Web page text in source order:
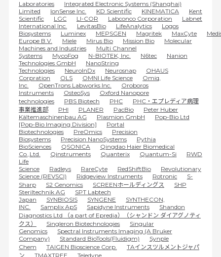
Laboratories
Integrated Electronic Systems (Shanghai)
Limited
IonSense Inc. KD Scientific KINEMATICA
Kent
Scientific
LGC LI-COR Labconco Corporation
Labnet
International Inc.
LevitasBio LifeAnalytics
Logos
Biosystems
Luminex MEPSGEN Magritek MaxCyte
Europe B.V.
Miele Mirus Bio Mission Bio
Molecular
Machines and Industries
Multi Channel
Systems
MycoFog N-BIOTEK, Inc. N6tec
Nanion
Technologies GmbH
NanoString
Technologies
NeuroInDx Neurosnap
OHAUS
Corpration
OLS OMNI Life Science
Omiq,
Inc.
OpenTrons Labworks Inc.
Oroboros
Instruments
OsteoSys
Oxford Nanopore
technologies
PBS Biotech PHC
PHC・エプレディア病理
事業推進部
PHI PLANER PacBio
Peter Huber
Kältemaschinenbau AG
Plasmion GmbH​
Pop-Bio Ltd
[Pop-Bio Imaging Division]
Portal
Biotechnologies
PreOmics
Precision
Biosystems
Precision NanoSystems
Pythia
BioSciences
QSONICA
Qingdao Haier Biomedical
Co.,Ltd.
Qinstruments Quanterix Quantum-Si
RWD
Life
Science
Radleys RareCyte RedShiftBio
Revolutionary
Science (REVSCI)
Ridgeview Instruments Rotronic
S-
Sharp
S2 Genomics SCREENホールディングス
SHP
Steriltechnik AG
SPT Labtech
Japan
SYNBIOSIS SYNGENE
SYNTHECON,
INC.
Samplix ApS Sapidyne Instruments
Shandon
Diagnostics Ltd （a part of Epredia）（シャンドン ダイアグノティ
クス）
Singleron Biotechnologies
Singular
Genomics
Spectral Instruments Imaging (A Bruker
Company)
Standard BioTools(Fluidigm)
Synple
Chem
TAIGEN Bioscience Corp.
TAインスツルメントジャパ
ン
TMAXTREE Teledyne